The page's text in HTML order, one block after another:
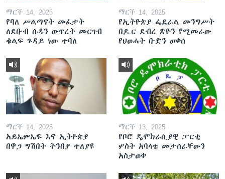
ማርች 14, 2025
የባለ ሥልጣናት መፈታት
ለደቡብ ሱዳን ውጥረት መርገብ
ቁልፍ ጉዳይ ነው ተባለ
ማርች 14, 2025
የኢትዮጵያ ፌደራል መንግሥት
በዶ.ር ደብረ ጽዮን የሚመራው
የህወሓት ቡድን ወቀሰ
ማርች 14, 2025
አይኤምኤፍ እና ኢትዮጵያ
በዋጋ ግሽበት ትንበያ ተለያዩ
ማርች 13, 2025
የቦሮ ዴሞክራሲያዊ ፓርቲ
ሦስት አባላቱ መታሰራቸውን
አስታወቀ